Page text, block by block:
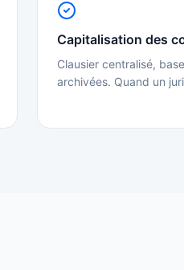
Capitalisation des
Clausier centralisé,
archivées. Quand un